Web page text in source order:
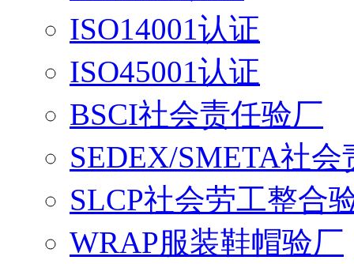
ISO14001认证
ISO45001认证
BSCI社会责任验厂
SEDEX/SMETA社
SLCP社会劳工整合
WRAP服装鞋帽验厂